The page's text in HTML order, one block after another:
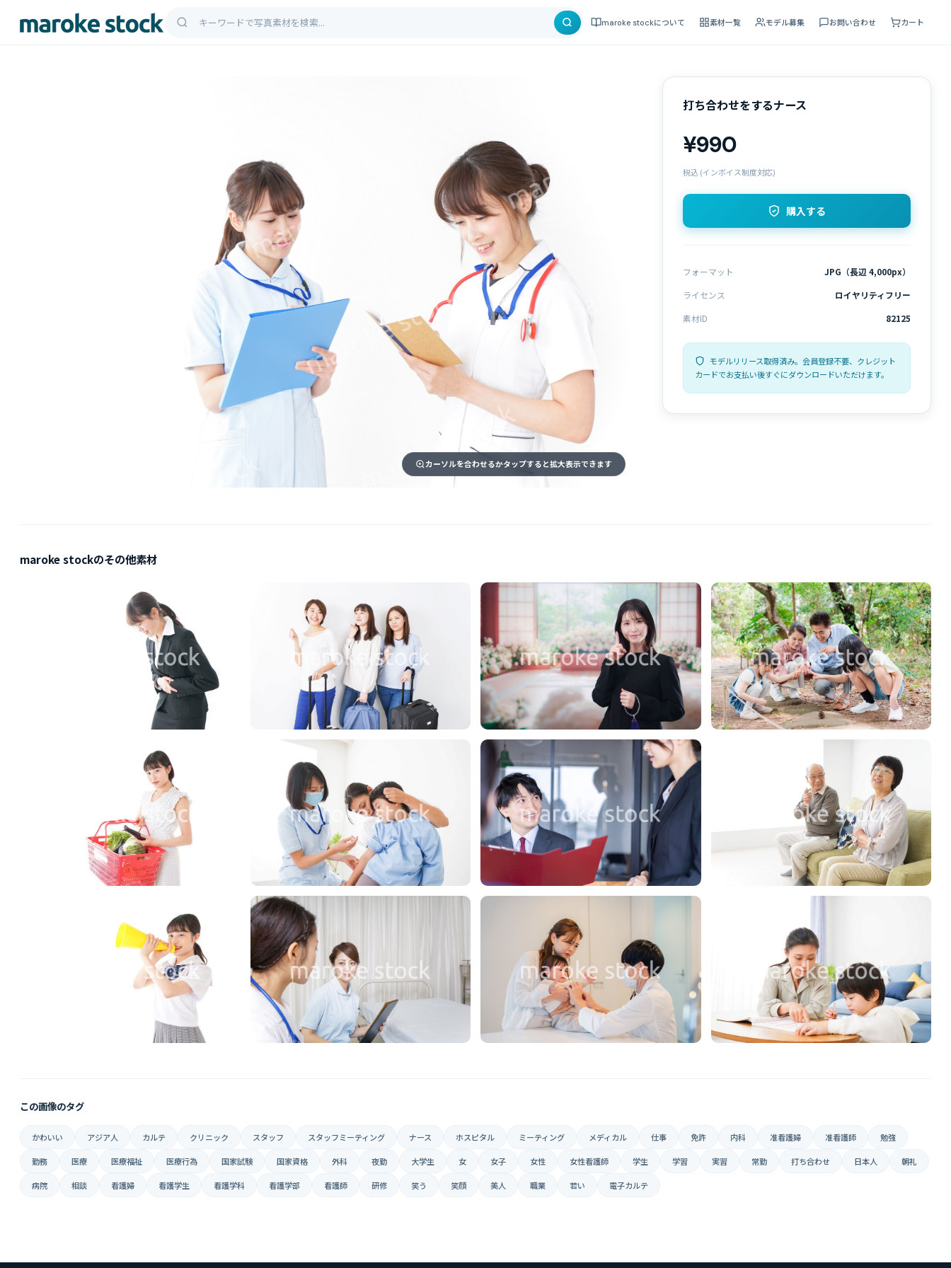
maroke stockについて 素材一覧 モデル募集 お問い合わせ カート
カーソルを合わせるかタップすると拡大表示できます
打ち合わせをするナース
¥990
税込 (インボイス制度対応)
購入する
フォーマット
JPG（長辺 4,000px）
ライセンス
ロイヤリティフリー
素材ID
82125
モデルリリース取得済み。会員登録不要、クレジット
カードでお支払い後すぐにダウンロードいただけます。
maroke stockのその他素材
この画像のタグ
かわいい アジア人 カルテ クリニック スタッフ スタッフミーティング ナース ホスピタル ミーティング メディカル 仕事 免許 内科 准看護婦 准看護師 勉強
勤務 医療 医療福祉 医療行為 国家試験 国家資格 外科 夜勤 大学生 女 女子 女性 女性看護師 学生 学習 実習 常勤 打ち合わせ 日本人 朝礼
病院 相談 看護婦 看護学生 看護学科 看護学部 看護師 研修 笑う 笑顔 美人 職業 若い 電子カルテ